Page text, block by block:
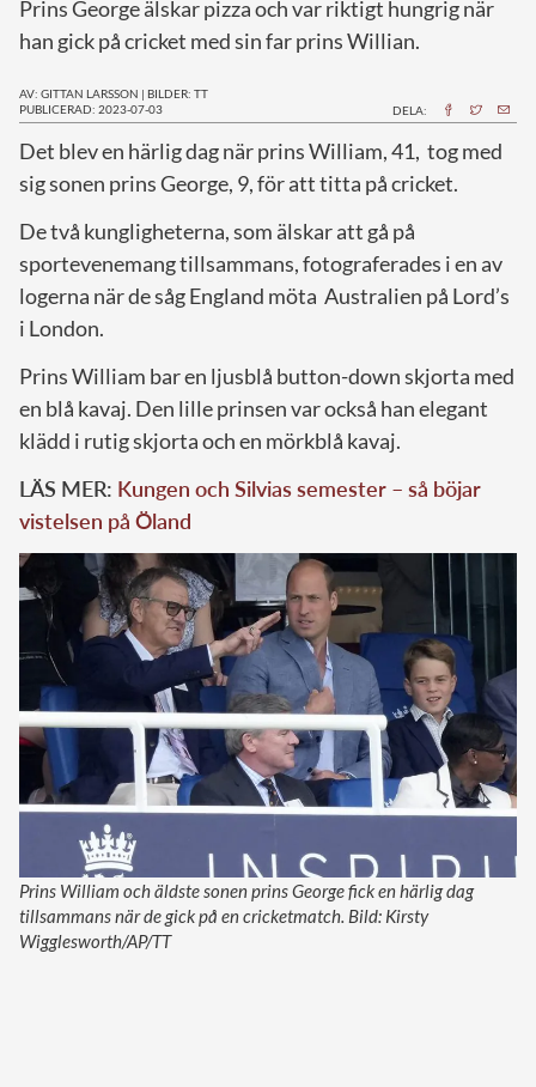
Prins George älskar pizza och var riktigt hungrig när
han gick på cricket med sin far prins Willian.
AV: GITTAN LARSSON | BILDER: TT
PUBLICERAD: 2023-07-03
DELA:
Det blev en härlig dag när prins William, 41, tog med
sig sonen prins George, 9, för att titta på cricket.
De två kungligheterna, som älskar att gå på
sportevenemang tillsammans, fotograferades i en av
logerna när de såg England möta Australien på Lord’s
i London.
Prins William bar en ljusblå button-down skjorta med
en blå kavaj. Den lille prinsen var också han elegant
klädd i rutig skjorta och en mörkblå kavaj.
LÄS MER: Kungen och Silvias semester – så böjar
vistelsen på Öland
Prins William och äldste sonen prins George fick en härlig dag
tillsammans när de gick på en cricketmatch. Bild: Kirsty
Wigglesworth/AP/TT